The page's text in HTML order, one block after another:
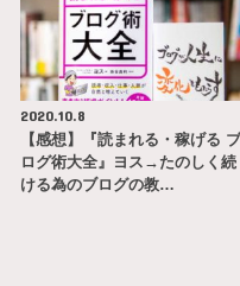
2020.10.8
【感想】『読まれる・稼げる
ログ術大全』ヨス→たのしく続
ける為のブログの教…